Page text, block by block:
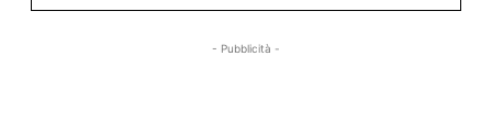
- Pubblicità -